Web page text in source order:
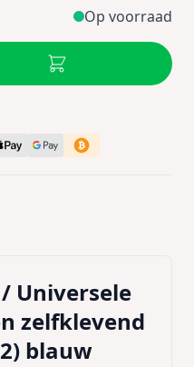
Op voorraad
Universele
zelfklevend
blauw